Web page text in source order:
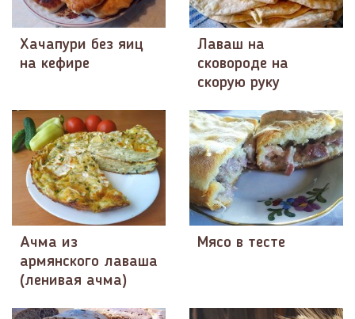
Хачапури без яиц
на кефире
Лаваш на
сковороде на
скорую руку
Ачма из
армянского лаваша
(ленивая ачма)
Мясо в тесте